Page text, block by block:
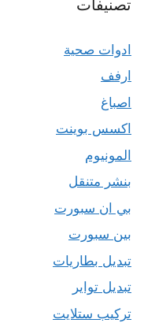
تصنيفات
ادوات صحية
ارفف
اصباغ
اكسس بوينت
المونيوم
بنشر متنقل
بي ان سبورت
بين سبورت
تبديل بطاريات
تبديل تواير
تركيب ستلايت